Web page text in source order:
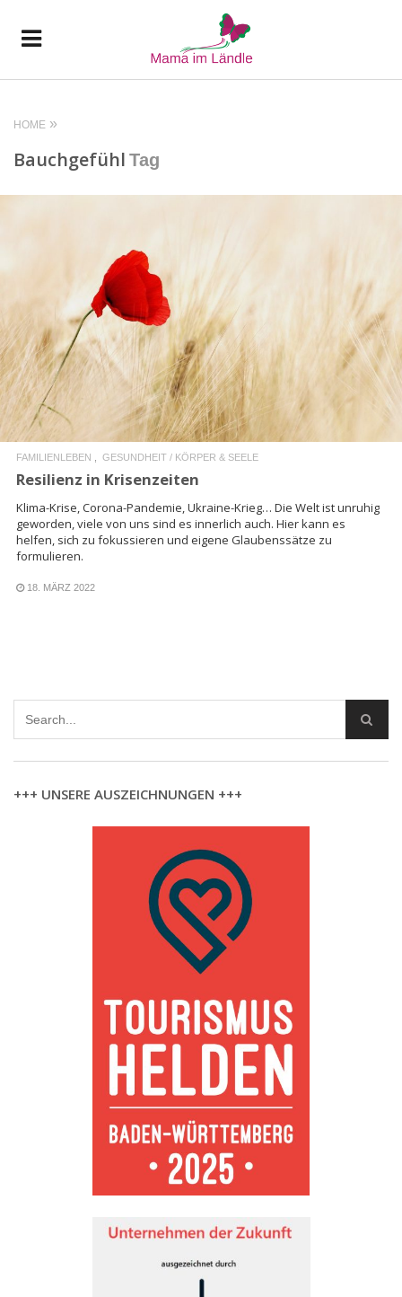
HOME
Bauchgefühl Tag
READ MORE
FAMILIENLEBEN GESUNDHEIT / KÖRPER & SEELE
Resilienz in Krisenzeiten
Klima-Krise, Corona-Pandemie, Ukraine-Krieg… Die Welt ist unruhig
geworden, viele von uns sind es innerlich auch. Hier kann es
helfen, sich zu fokussieren und eigene Glaubenssätze zu
formulieren.
18. MÄRZ 2022
+++ UNSERE AUSZEICHNUNGEN +++